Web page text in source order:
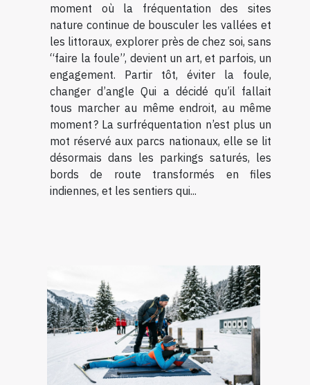
moment où la fréquentation des sites
nature continue de bousculer les vallées et
les littoraux, explorer près de chez soi, sans
“faire la foule”, devient un art, et parfois, un
engagement. Partir tôt, éviter la foule,
changer d’angle Qui a décidé qu’il fallait
tous marcher au même endroit, au même
moment ? La surfréquentation n’est plus un
mot réservé aux parcs nationaux, elle se lit
désormais dans les parkings saturés, les
bords de route transformés en files
indiennes, et les sentiers qui...